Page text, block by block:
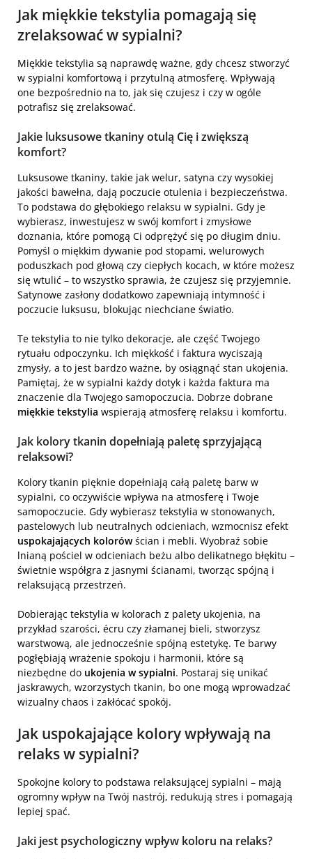
Jak miękkie tekstylia pomagają się
zrelaksować w sypialni?
Miękkie tekstylia są naprawdę ważne, gdy chcesz stworzyć
w sypialni komfortową i przytulną atmosferę. Wpływają
one bezpośrednio na to, jak się czujesz i czy w ogóle
potrafisz się zrelaksować.
Jakie luksusowe tkaniny otulą Cię i zwiększą
komfort?
Luksusowe tkaniny, takie jak welur, satyna czy wysokiej
jakości bawełna, dają poczucie otulenia i bezpieczeństwa.
To podstawa do głębokiego relaksu w sypialni. Gdy je
wybierasz, inwestujesz w swój komfort i zmysłowe
doznania, które pomogą Ci odprężyć się po długim dniu.
Pomyśl o miękkim dywanie pod stopami, welurowych
poduszkach pod głową czy ciepłych kocach, w które możesz
się wtulić – to wszystko sprawia, że czujesz się przyjemnie.
Satynowe zasłony dodatkowo zapewniają intymność i
poczucie luksusu, blokując niechciane światło.
Te tekstylia to nie tylko dekoracje, ale część Twojego
rytuału odpoczynku. Ich miękkość i faktura wyciszają
zmysły, a to jest bardzo ważne, by osiągnąć stan ukojenia.
Pamiętaj, że w sypialni każdy dotyk i każda faktura ma
znaczenie dla Twojego samopoczucia. Dobrze dobrane
miękkie tekstylia wspierają atmosferę relaksu i komfortu.
Jak kolory tkanin dopełniają paletę sprzyjającą
relaksowi?
Kolory tkanin pięknie dopełniają całą paletę barw w
sypialni, co oczywiście wpływa na atmosferę i Twoje
samopoczucie. Gdy wybierasz tekstylia w stonowanych,
pastelowych lub neutralnych odcieniach, wzmocnisz efekt
uspokajających kolorówścian i mebli. Wyobraź sobie
lnianą pościel w odcieniach beżu albo delikatnego błękitu –
świetnie współgra z jasnymi ścianami, tworząc spójną i
relaksującą przestrzeń.
Dobierając tekstylia w kolorach z palety ukojenia, na
przykład szarości, écru czy złamanej bieli, stworzysz
warstwową, ale jednocześnie spójną estetykę. Te barwy
pogłębiają wrażenie spokoju i harmonii, które są
niezbędne do ukojenia w sypialni. Postaraj się unikać
jaskrawych, wzorzystych tkanin, bo one mogą wprowadzać
wizualny chaos i zakłócać spokój.
Jak uspokajające kolorywpływają na
relaks w sypialni?
Spokojne kolory to podstawa relaksującej sypialni – mają
ogromny wpływ na Twój nastrój, redukują stres i pomagają
lepiej spać.
Jaki jest psychologiczny wpływ koloru na relaks?